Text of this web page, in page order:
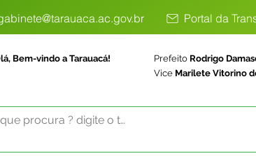
Portal da
Bem-vindo a Tarauacá! Prefeito Rodrigo
Vice Marilete Vitorino